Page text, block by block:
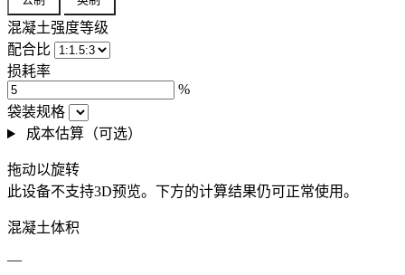
混凝土强度等级
配合比
损耗率
%
袋装规格
成本估算（可选）
拖动以旋转
此设备不支持3D预览。下方的计算结果仍可正常使用。
混凝土体积
—